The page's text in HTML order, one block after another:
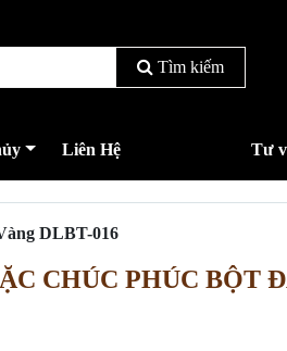
Tìm kiếm
Liên Hệ Tư
DLBT-016
CHÚC PHÚC BỘT